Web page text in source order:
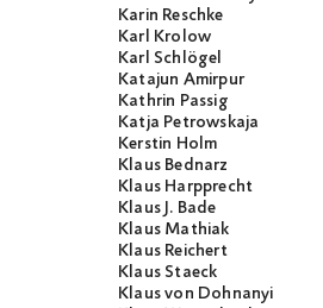
Karin Reschke
Karl Krolow
Karl Schlögel
Katajun Amirpur
Kathrin Passig
Katja Petrowskaja
Kerstin Holm
Klaus Bednarz
Klaus Harpprecht
Klaus J. Bade
Klaus Mathiak
Klaus Reichert
Klaus Staeck
Klaus von Dohnanyi